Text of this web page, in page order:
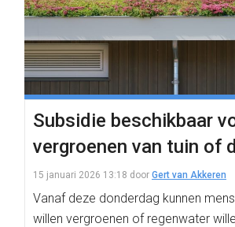
Subsidie beschikbaar
vergroenen van tuin of
15 januari 2026 13:18 door Gert van Akkeren
Vanaf deze donderdag kunnen
willen vergroenen of regenwater